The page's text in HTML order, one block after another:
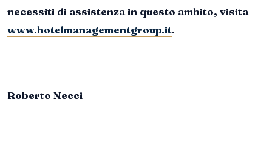
necessiti di assistenza in questo ambito, visita
www.hotelmanagementgroup.it.
Roberto Necci